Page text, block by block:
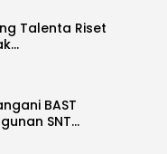
Talenta Riset
BAST
SNT…